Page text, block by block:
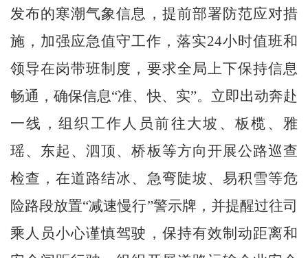
发布的寒潮气象信息，提前部署防范应对措
施，加强应急值守工作，落实24小时值班和
领导在岗带班制度，要求全局上下保持信息
畅通，确保信息“准、快、实”。立即出动奔赴
一线，组织工作人员前往大坡、 板榄、雅
瑶、东起、泗顶、桥板等方向开展公路巡查
检查，在道路结冰、急弯陡坡、易积雪等危
险路段放置“减速慢行”警示牌，并提醒过往司
乘人员小心谨慎驾驶，保持有效制动距离和